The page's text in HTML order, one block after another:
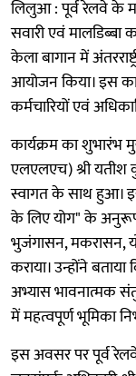
लिलुआ : पूर्व रेलवे के
सवारी एवं मालडिब्बा
केला बागान में
आयोजन किया। इस
कर्मचारियों एवं
कार्यक्रम का
एलएलएच) श्री यतीश
स्वागत के साथ हुआ।
के लिए योग" के
भुजंगासन, मकरासन,
कराया। उन्होंने
अभ्यास भावनात्मक
में महत्वपूर्ण भूमिका
इस अवसर पर पूर्व